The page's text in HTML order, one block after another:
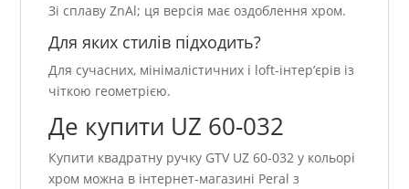
Зі сплаву ZnAl; ця версія має оздоблення хром.
Для яких стилів підходить?
Для сучасних, мінімалістичних і loft-інтер’єрів із
чіткою геометрією.
Де купити UZ 60-032
Купити квадратну ручку GTV UZ 60-032 у кольорі
хром можна в інтернет-магазині Peral з